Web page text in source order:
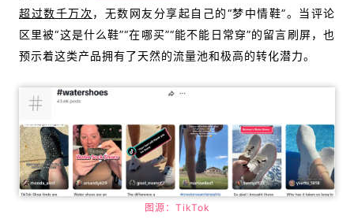
超过数千万次 ，无数网友分享起自己的“梦中情鞋”。当评论
区里被“这是什么鞋”“在哪买”“能不能日常穿”的留言刷屏，也
预示着这类产品拥有了天然的流量池和极高的转化潜力。
图源：TikTok